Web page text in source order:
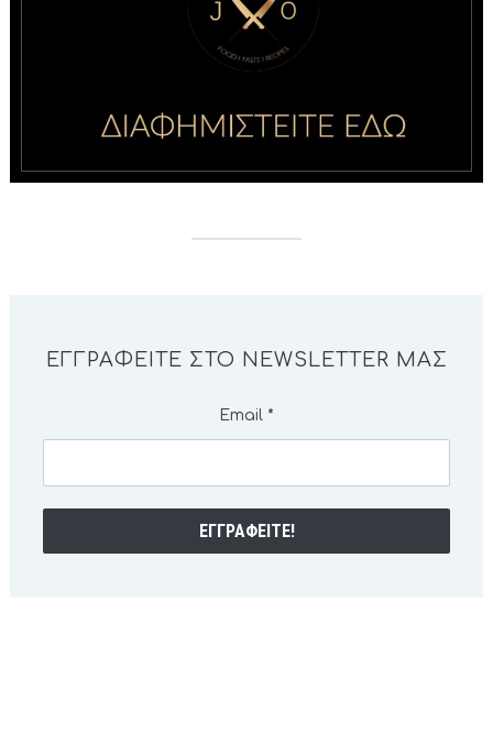
ΕΓΓΡΑΦΕΊΤΕ ΣΤΟ NEWSLETTER ΜΑΣ
Email *